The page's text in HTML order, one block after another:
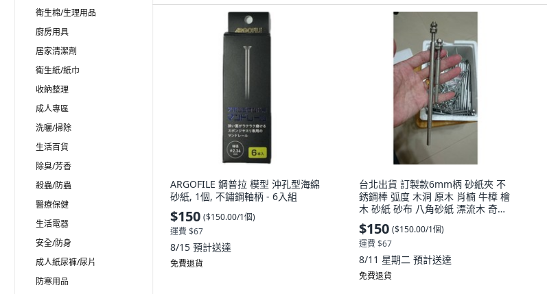
衛生棉/生理用品
廚房用具
居家清潔劑
衛生紙/紙巾
收納整理
成人專區
洗曬/掃除
生活百貨
除臭/芳香
殺蟲/防蟲
醫療保健
生活電器
安全/防身
成人紙尿褲/尿片
防寒用品
ARGOFILE 鋼普拉 模型 沖孔型海綿
砂紙, 1個, 不鏽鋼軸柄 - 6入組
$150 ($150.00/1個)
運費 $67
8/15 預計送達
免費退貨
台北出貨 訂製款6mm柄 砂紙夾 不
銹鋼棒 弧度 木洞 原木 肖楠 牛樟 檜
木 砂紙 砂布 八角砂紙 漂流木 奇木,
1個, 10公分
$150 ($150.00/1個)
運費 $67
8/11 星期二 預計送達
免費退貨